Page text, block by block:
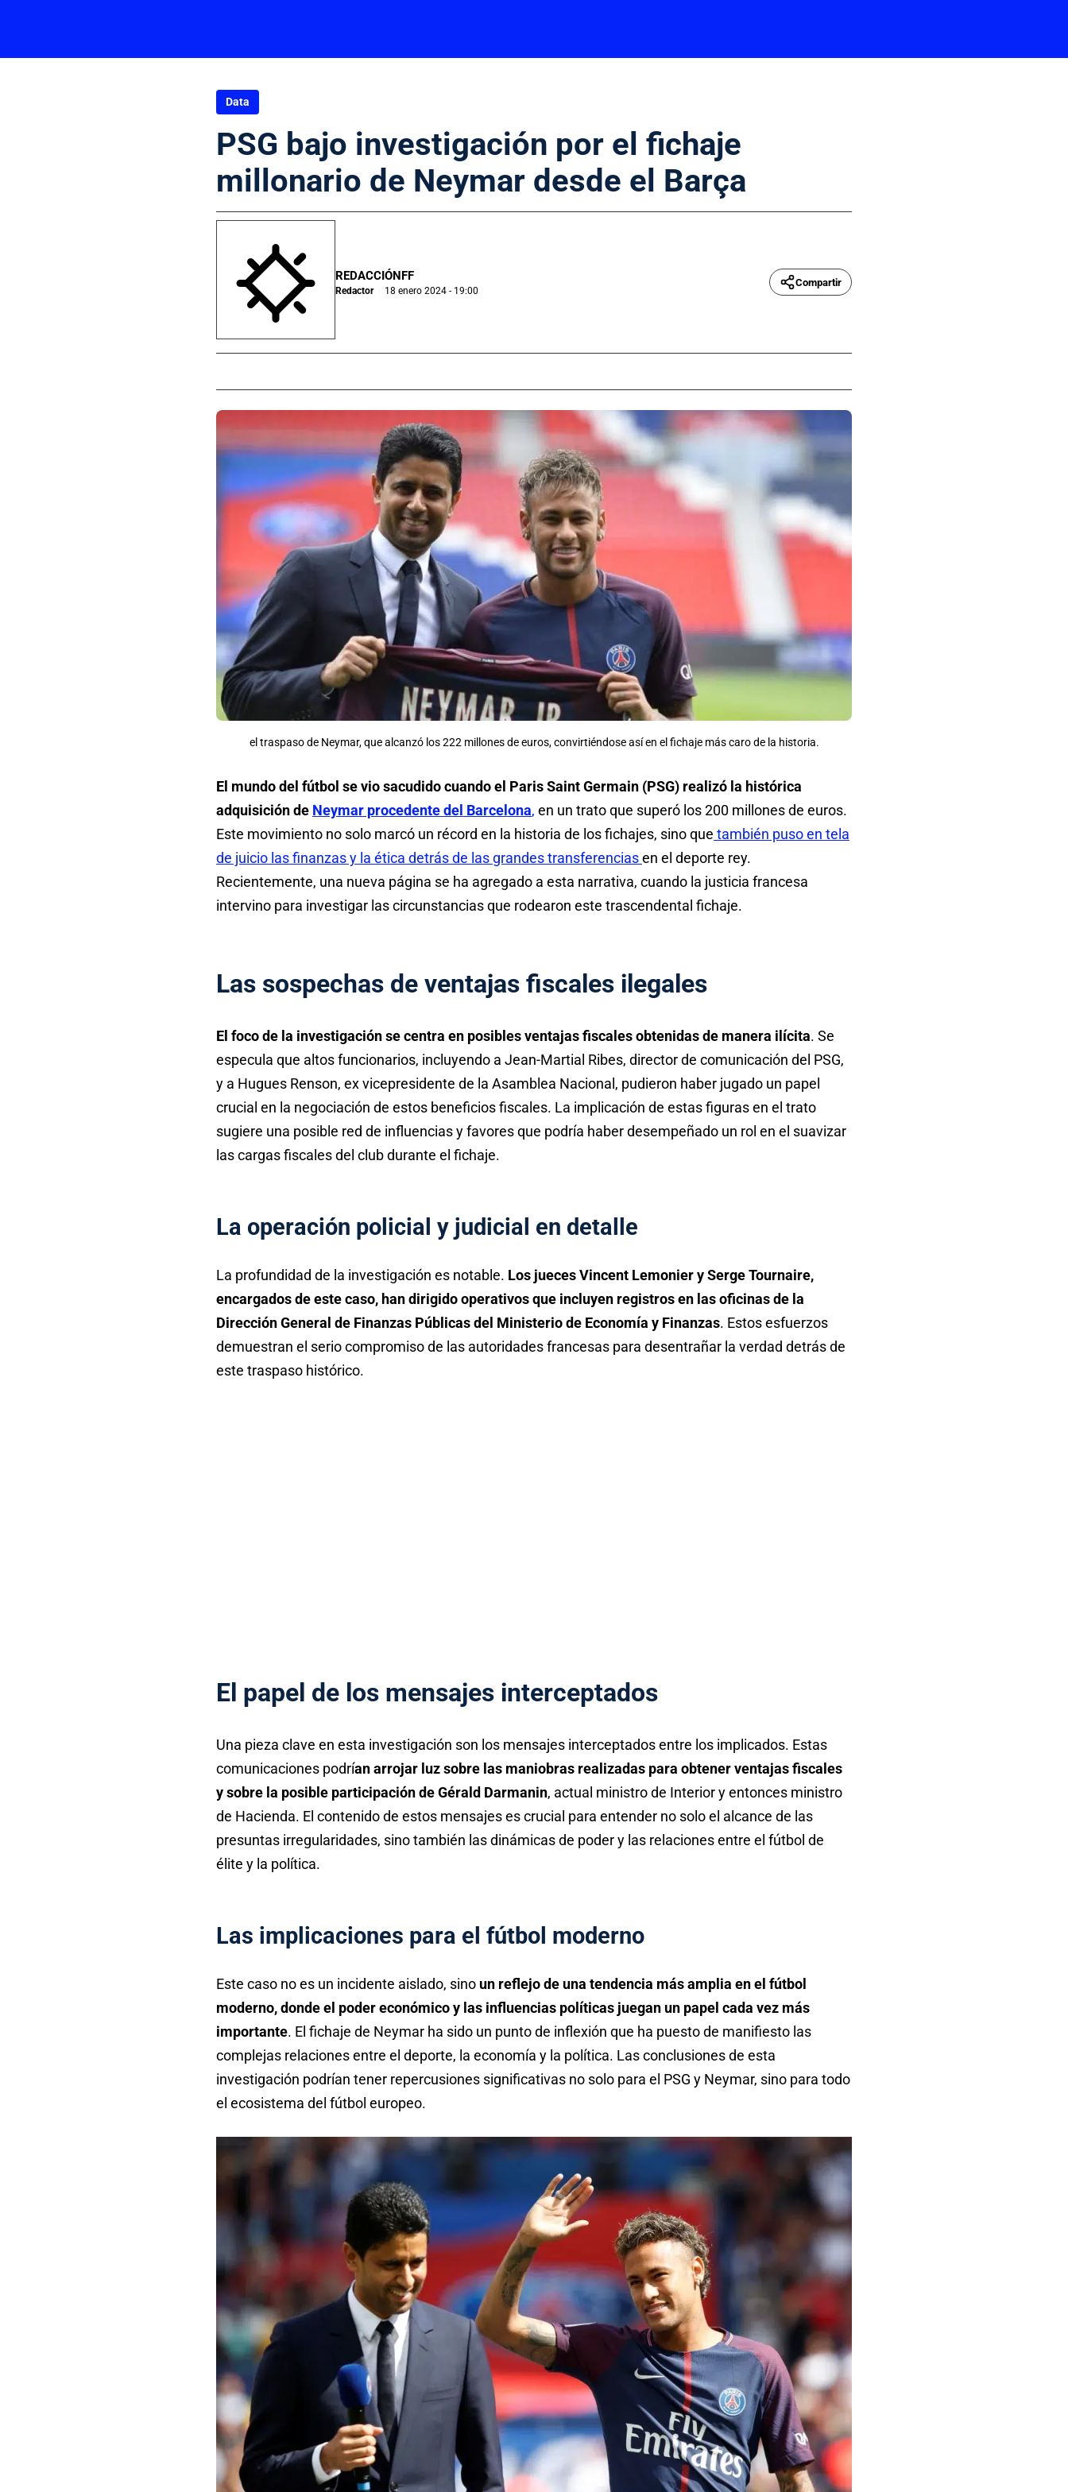
Data
PSG bajo investigación por el fichaje
millonario de Neymar desde el Barça
REDACCIÓNFF
Redactor 18 enero 2024 - 19:00
Compartir
el traspaso de Neymar, que alcanzó los 222 millones de euros, convirtiéndose así en el fichaje más caro de la historia.
El mundo del fútbol se vio sacudido cuando el Paris Saint Germain (PSG) realizó la histórica
adquisición de Neymar procedente del Barcelona, en un trato que superó los 200 millones de euros.
Este movimiento no solo marcó un récord en la historia de los fichajes, sino que también puso en tela
de juicio las finanzas y la ética detrás de las grandes transferenciasen el deporte rey.
Recientemente, una nueva página se ha agregado a esta narrativa, cuando la justicia francesa
intervino para investigar las circunstancias que rodearon este trascendental fichaje.
Las sospechas de ventajas fiscales ilegales
El foco de la investigación se centra en posibles ventajas fiscales obtenidas de manera ilícita. Se
especula que altos funcionarios, incluyendo a Jean-Martial Ribes, director de comunicación del PSG,
y a Hugues Renson, ex vicepresidente de la Asamblea Nacional, pudieron haber jugado un papel
crucial en la negociación de estos beneficios fiscales. La implicación de estas figuras en el trato
sugiere una posible red de influencias y favores que podría haber desempeñado un rol en el suavizar
las cargas fiscales del club durante el fichaje.
La operación policial y judicial en detalle
La profundidad de la investigación es notable. Los jueces Vincent Lemonier y Serge Tournaire,
encargados de este caso, han dirigido operativos que incluyen registros en las oficinas de la
Dirección General de Finanzas Públicas del Ministerio de Economía y Finanzas. Estos esfuerzos
demuestran el serio compromiso de las autoridades francesas para desentrañar la verdad detrás de
este traspaso histórico.
El papel de los mensajes interceptados
Una pieza clave en esta investigación son los mensajes interceptados entre los implicados. Estas
comunicaciones podrían arrojar luz sobre las maniobras realizadas para obtener ventajas fiscales
y sobre la posible participación de Gérald Darmanin, actual ministro de Interior y entonces ministro
de Hacienda. El contenido de estos mensajes es crucial para entender no solo el alcance de las
presuntas irregularidades, sino también las dinámicas de poder y las relaciones entre el fútbol de
élite y la política.
Las implicaciones para el fútbol moderno
Este caso no es un incidente aislado, sino un reflejo de una tendencia más amplia en el fútbol
moderno, donde el poder económico y las influencias políticas juegan un papel cada vez más
importante. El fichaje de Neymar ha sido un punto de inflexión que ha puesto de manifiesto las
complejas relaciones entre el deporte, la economía y la política. Las conclusiones de esta
investigación podrían tener repercusiones significativas no solo para el PSG y Neymar, sino para todo
el ecosistema del fútbol europeo.